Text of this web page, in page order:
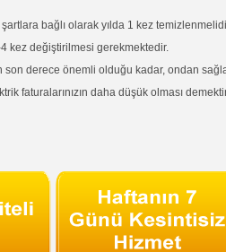
bağlı olarak yılda 1 kez
kez değiştirilmesi gerekmektedir.
son derece önemli olduğu kadar, ondan
faturalarınızın daha düşük olması